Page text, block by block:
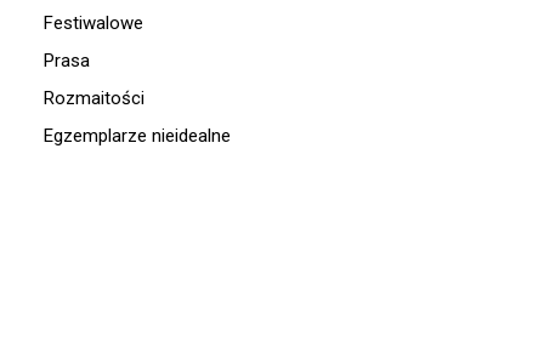
Festiwalowe
Prasa
Rozmaitości
Egzemplarze nieidealne